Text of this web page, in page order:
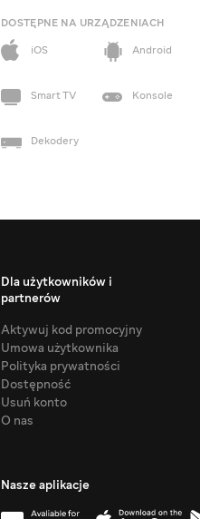
DOSTĘPNE NA URZĄDZENIACH
iOS
Android
Smart TV Konsole
Dekodery
Dla użytkowników i
partnerów
Aktywuj kod promocyjny
Umowa użytkownika
Polityka prywatności
Dostępność
Usuń konto
O nas
Nasze aplikacje